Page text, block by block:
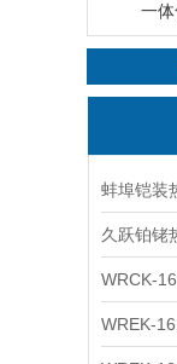
一
蚌埠铠装
久跃铂铑